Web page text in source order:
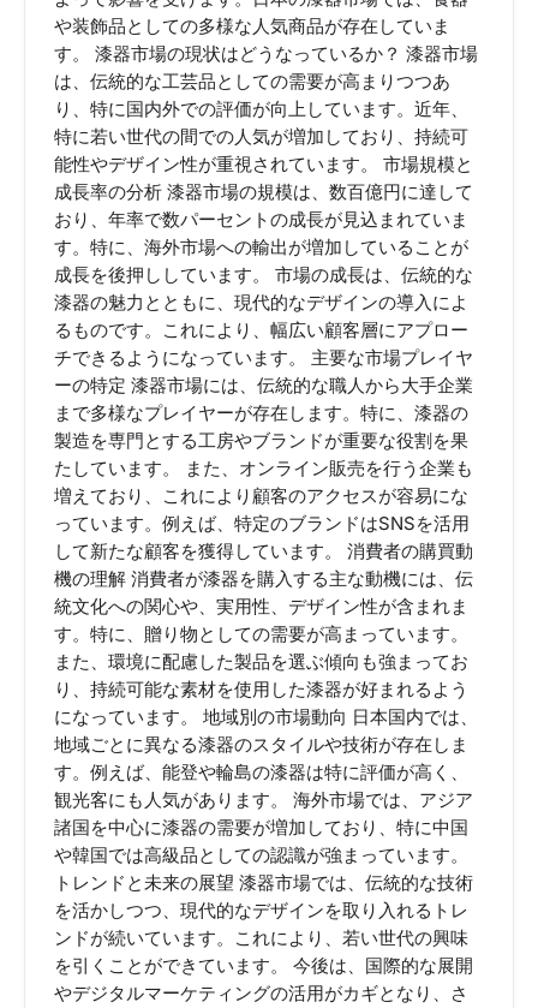
や装飾品としての多様な人気商品が存在していま
す。 漆器市場の現状はどうなっているか？ 漆器市場
は、伝統的な工芸品としての需要が高まりつつあ
り、特に国内外での評価が向上しています。近年、
特に若い世代の間での人気が増加しており、持続可
能性やデザイン性が重視されています。 市場規模と
成長率の分析 漆器市場の規模は、数百億円に達して
おり、年率で数パーセントの成長が見込まれていま
す。特に、海外市場への輸出が増加していることが
成長を後押ししています。 市場の成長は、伝統的な
漆器の魅力とともに、現代的なデザインの導入によ
るものです。これにより、幅広い顧客層にアプロー
チできるようになっています。 主要な市場プレイヤ
ーの特定 漆器市場には、伝統的な職人から大手企業
まで多様なプレイヤーが存在します。特に、漆器の
製造を専門とする工房やブランドが重要な役割を果
たしています。 また、オンライン販売を行う企業も
増えており、これにより顧客のアクセスが容易にな
っています。例えば、特定のブランドはSNSを活用
して新たな顧客を獲得しています。 消費者の購買動
機の理解 消費者が漆器を購入する主な動機には、伝
統文化への関心や、実用性、デザイン性が含まれま
す。特に、贈り物としての需要が高まっています。
また、環境に配慮した製品を選ぶ傾向も強まってお
り、持続可能な素材を使用した漆器が好まれるよう
になっています。 地域別の市場動向 日本国内では、
地域ごとに異なる漆器のスタイルや技術が存在しま
す。例えば、能登や輪島の漆器は特に評価が高く、
観光客にも人気があります。 海外市場では、アジア
諸国を中心に漆器の需要が増加しており、特に中国
や韓国では高級品としての認識が強まっています。
トレンドと未来の展望 漆器市場では、伝統的な技術
を活かしつつ、現代的なデザインを取り入れるトレ
ンドが続いています。これにより、若い世代の興味
を引くことができています。 今後は、国際的な展開
やデジタルマーケティングの活用がカギとなり、さ